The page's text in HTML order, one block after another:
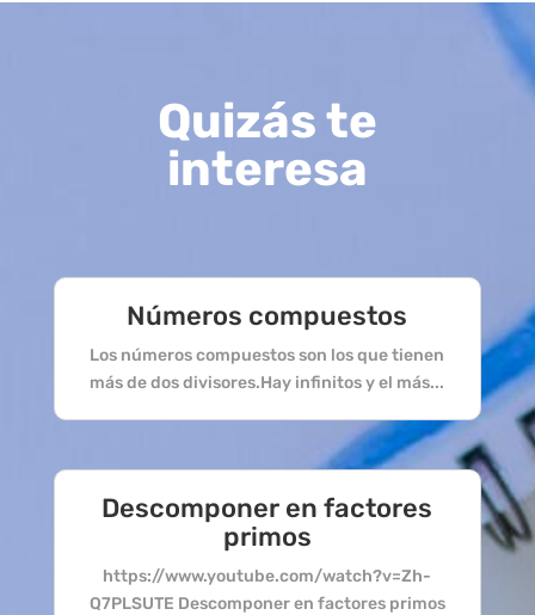
Quizás te
interesa
Números compuestos
Los números compuestos son los que tienen
más de dos divisores.Hay infinitos y el más...
Descomponer en factores
primos
https://www.youtube.com/watch?v=Zh-
Q7PLSUTE Descomponer en factores primos